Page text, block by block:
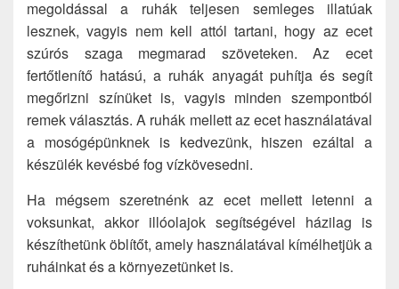
megoldással a ruhák teljesen semleges illatúak
lesznek, vagyis nem kell attól tartani, hogy az ecet
szúrós szaga megmarad szöveteken. Az ecet
fertőtlenítő hatású, a ruhák anyagát puhítja és segít
megőrizni színüket is, vagyis minden szempontból
remek választás. A ruhák mellett az ecet használatával
a mosógépünknek is kedvezünk, hiszen ezáltal a
készülék kevésbé fog vízkövesedni.
Ha mégsem szeretnénk az ecet mellett letenni a
voksunkat, akkor illóolajok segítségével házilag is
készíthetünk öblítőt, amely használatával kímélhetjük a
ruháinkat és a környezetünket is.